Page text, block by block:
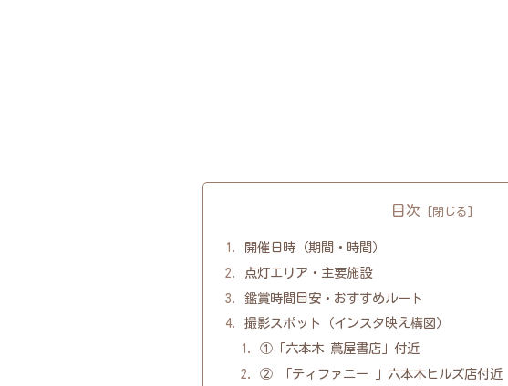
目次
開催日時（期間・時間）
点灯エリア・主要施設
鑑賞時間目安・おすすめルート
撮影スポット（インスタ映え構図）
①「六本木 蔦屋書店」付近
② 「ティファニー 」六本木ヒルズ店付